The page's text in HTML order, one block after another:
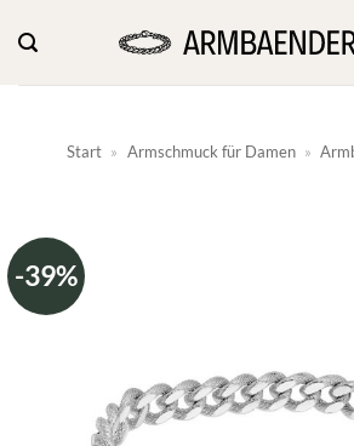
Inhalt
springen
Start » Armschmuck für Damen »
-39%